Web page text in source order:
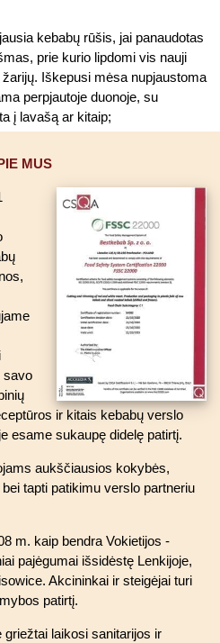
kebabų rūšis, jai panaudotas
prie kurio lipdomi vis nauji
Iškepusi mėsa nupjaustoma
perpjautoje duonoje, su
į lavašą ar kitaip;
MUS
savo
ir kitais kebabų verslo
esame sukaupę didelę patirtį.
aukščiausios kokybės,
tapti patikimu verslo partneriu
m. kaip bendra Vokietijos -
pajėgumai išsidėstę Lenkijoje,
Akcininkai ir steigėjai turi
patirtį.
laikosi sanitarijos ir